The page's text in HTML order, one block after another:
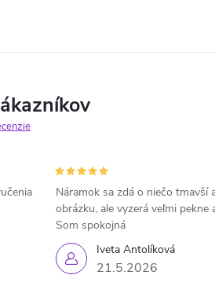
Iveta Antolíková
21.5.2026
Náramok sa zdá o niečo tmavší
obrázku, ale vyzerá veľmi pekne
Som spokojná